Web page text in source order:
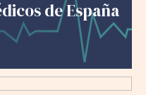
de España